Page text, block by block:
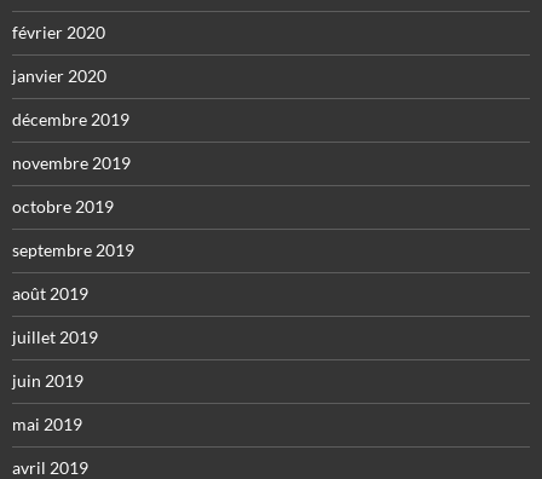
février 2020
janvier 2020
décembre 2019
novembre 2019
octobre 2019
septembre 2019
août 2019
juillet 2019
juin 2019
mai 2019
avril 2019